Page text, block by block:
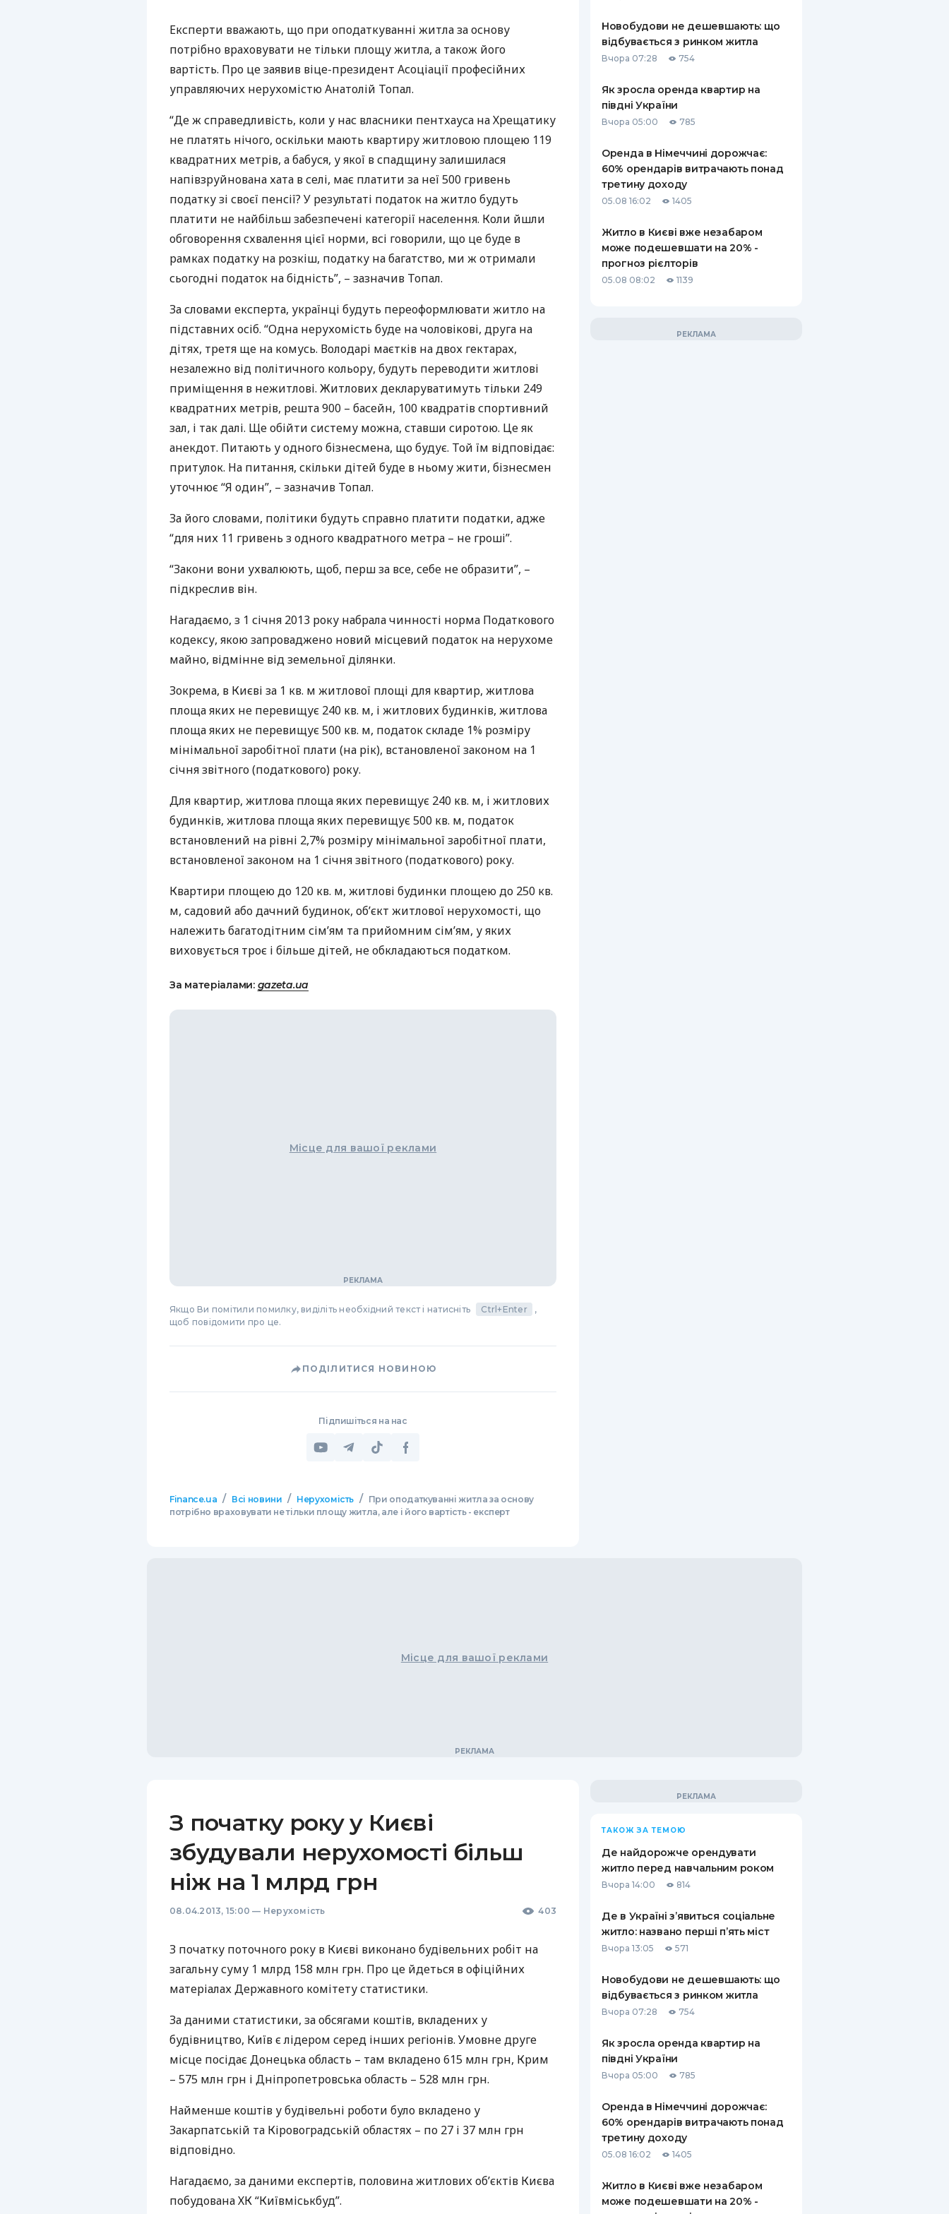
КАРТОК
ЩОМІСЯЧНИЙ ОГЛЯД
КЕШБЕКУ
БАНКІВСЬКИХ КАРТКАХ
ПУТІВНИКИ ПО
СТРАХУВАННЮ
ВСІ СТРАХОВІ ПОЛІСИ
СТРАХОВІ КОМПАНІЇ
ВІДГУКИ ПРО СТРАХОВІ
ДОСТАВКА І ОПЛАТА
КОНТАКТИ
Експерти вважають, що при оподаткуванні житла за основу
потрібно враховувати не тільки площу житла, а також його
вартість. Про це заявив віце-президент Асоціації професійних
управляючих нерухомістю Анатолій Топал.
“Де ж справедливість, коли у нас власники пентхауса на Хрещатику
не платять нічого, оскільки мають квартиру житловою площею 119
квадратних метрів, а бабуся, у якої в спадщину залишилася
напівзруйнована хата в селі, має платити за неї 500 гривень
податку зі своєї пенсії? У результаті податок на житло будуть
платити не найбільш забезпечені категорії населення. Коли йшли
обговорення схвалення цієї норми, всі говорили, що це буде в
рамках податку на розкіш, податку на багатство, ми ж отримали
сьогодні податок на бідність”, – зазначив Топал.
За словами експерта, українці будуть переоформлювати житло на
підставних осіб. “Одна нерухомість буде на чоловікові, друга на
дітях, третя ще на комусь. Володарі маєтків на двох гектарах,
незалежно від політичного кольору, будуть переводити житлові
приміщення в нежитлові. Житлових декларуватимуть тільки 249
квадратних метрів, решта 900 – басейн, 100 квадратів спортивний
зал, і так далі. Ще обійти систему можна, ставши сиротою. Це як
анекдот. Питають у одного бізнесмена, що будує. Той їм відповідає:
притулок. На питання, скільки дітей буде в ньому жити, бізнесмен
уточнює “Я один”, – зазначив Топал.
За його словами, політики будуть справно платити податки, адже
“для них 11 гривень з одного квадратного метра – не гроші”.
“Закони вони ухвалюють, щоб, перш за все, себе не образити”, –
підкреслив він.
Нагадаємо, з 1 січня 2013 року набрала чинності норма Податкового
кодексу, якою запроваджено новий місцевий податок на нерухоме
майно, відмінне від земельної ділянки.
Зокрема, в Києві за 1 кв. м житлової площі для квартир, житлова
площа яких не перевищує 240 кв. м, і житлових будинків, житлова
площа яких не перевищує 500 кв. м, податок складе 1% розміру
мінімальної заробітної плати (на рік), встановленої законом на 1
січня звітного (податкового) року.
Для квартир, житлова площа яких перевищує 240 кв. м, і житлових
будинків, житлова площа яких перевищує 500 кв. м, податок
встановлений на рівні 2,7% розміру мінімальної заробітної плати,
встановленої законом на 1 січня звітного (податкового) року.
Квартири площею до 120 кв. м, житлові будинки площею до 250 кв.
м, садовий або дачний будинок, об’єкт житлової нерухомості, що
належить багатодітним сім’ям та прийомним сім’ям, у яких
виховується троє і більше дітей, не обкладаються податком.
За матеріалами: gazeta.ua
Місце для вашої реклами
Якщо Ви помітили помилку, виділіть необхідний текст і натисніть Ctrl+Enter
,
щоб повідомити про це.
ПОДІЛИТИСЯ НОВИНОЮ
Підпишіться на нас
Finance.ua / Всі новини / Нерухомість /
При оподаткуванні житла за основу
потрібно враховувати не тільки площу житла, але і його вартість - експерт
Новобудови не дешевшають: що
відбувається з ринком житла
Вчора 07:28 754
Як зросла оренда квартир на
півдні України
Вчора 05:00 785
Оренда в Німеччині дорожчає:
60% орендарів витрачають понад
третину доходу
05.08 16:02 1405
Житло в Києві вже незабаром
може подешевшати на 20% -
прогноз рієлторів
05.08 08:02 1139
Місце для вашої реклами
З початку року у Києві
збудували нерухомості більш
ніж на 1 млрд грн
08.04.2013, 15:00 — Нерухомість 403
З початку поточного року в Києві виконано будівельних робіт на
загальну суму 1 млрд 158 млн грн. Про це йдеться в офіційних
матеріалах Державного комітету статистики.
За даними статистики, за обсягами коштів, вкладених у
будівництво, Київ є лідером серед інших регіонів. Умовне друге
місце посідає Донецька область – там вкладено 615 млн грн, Крим
– 575 млн грн і Дніпропетровська область – 528 млн грн.
Найменше коштів у будівельні роботи було вкладено у
Закарпатській та Кіровоградській областях – по 27 і 37 млн грн
відповідно.
Нагадаємо, за даними експертів, половина житлових об’єктів Києва
побудована ХК “Київміськбуд”.
ТАКОЖ ЗА ТЕМОЮ
Де найдорожче орендувати
житло перед навчальним роком
Вчора 14:00 814
Де в Україні з’явиться соціальне
житло: названо перші п’ять міст
Вчора 13:05 571
Новобудови не дешевшають: що
відбувається з ринком житла
Вчора 07:28 754
Як зросла оренда квартир на
півдні України
Вчора 05:00 785
Оренда в Німеччині дорожчає:
60% орендарів витрачають понад
третину доходу
05.08 16:02 1405
Житло в Києві вже незабаром
може подешевшати на 20% -